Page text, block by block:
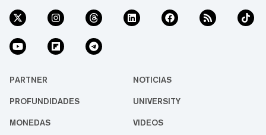
PARTNER NOTICIAS
PROFUNDIDADES UNIVERSITY
MONEDAS VIDEOS